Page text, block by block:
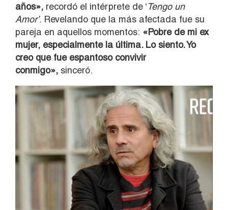
años», recordó el intérprete de ‘Tengo un
Amor’. Revelando que la más afectada fue su
pareja en aquellos momentos: «Pobre de mi ex
mujer, especialmente la última. Lo siento. Yo
creo que fue espantoso convivir
conmigo», sinceró.